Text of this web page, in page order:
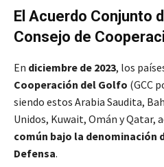
El Acuerdo Conjunto
Consejo de
En diciembre de 2023, los
Cooperación del Golfo (GCC
siendo estos Arabia Saudita,
Unidos, Kuwait, Omán y Qatar,
común bajo la denominación
Defensa.